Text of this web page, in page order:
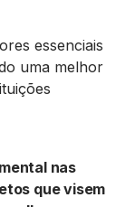
essenciais
uma melhor
nas
que visem